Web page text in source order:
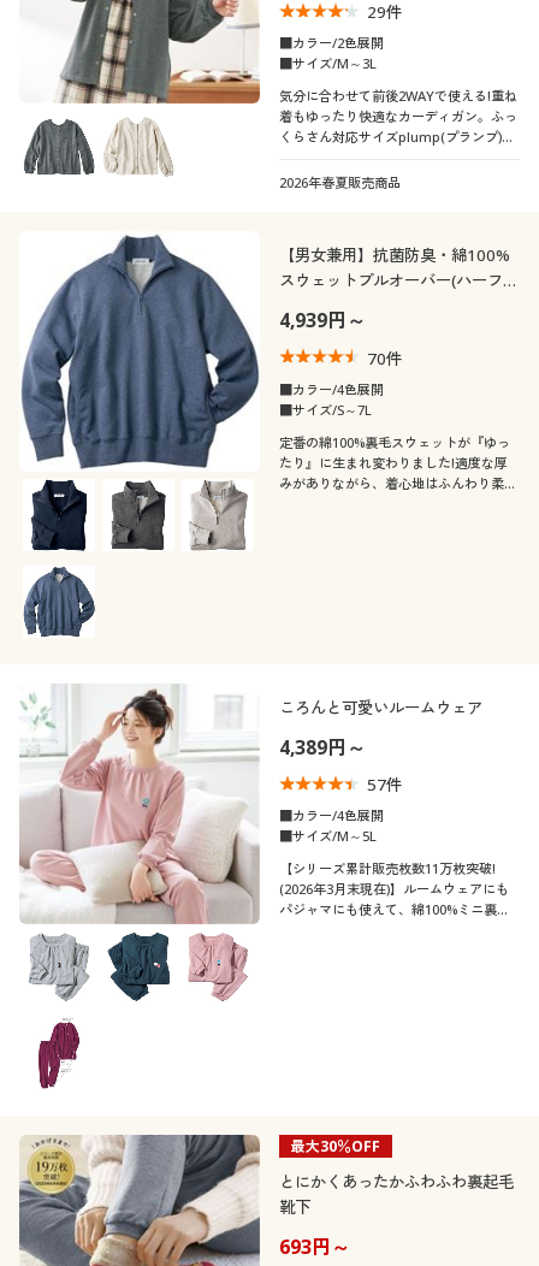
解除する
閉じる
29件
■カラー/2色展開
■サイズ/M～3L
気分に合わせて前後2WAYで使える!重ね
着もゆったり快適なカーディガン。ふっ
くらさん対応サイズplump(プランプ)も
あります。
2026年春夏販売商品
【男女兼用】抗菌防臭・綿100%
スウェットプルオーバー(ハーフジ
4,939円～
70件
■カラー/4色展開
■サイズ/S～7L
定番の綿100%裏毛スウェットが『ゆっ
たり』に生まれ変わりました!適度な厚
みがありながら、着心地はふんわり柔ら
ころんと可愛いルームウェア
4,389円～
57件
■カラー/4色展開
■サイズ/M～5L
【シリーズ累計販売枚数11万枚突破!
(2026年3月末現在)】ルームウェアにも
パジャマにも使えて、綿100%ミニ裏毛
最大30％OFF
とにかくあったかふわふわ裏起毛
靴下
693円～